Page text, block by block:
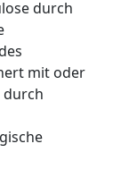
durch
mit oder
durch